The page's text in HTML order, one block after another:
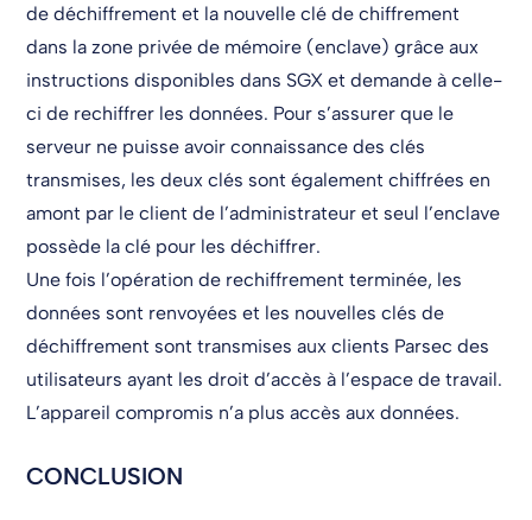
de déchiffrement et la nouvelle clé de chiffrement
dans la zone privée de mémoire (enclave) grâce aux
instructions disponibles dans SGX et demande à celle-
ci de rechiffrer les données. Pour s’assurer que le
serveur ne puisse avoir connaissance des clés
transmises, les deux clés sont également chiffrées en
amont par le client de l’administrateur et seul l’enclave
possède la clé pour les déchiffrer.
Une fois l’opération de rechiffrement terminée, les
données sont renvoyées et les nouvelles clés de
déchiffrement sont transmises aux clients Parsec des
utilisateurs ayant les droit d’accès à l’espace de travail.
L’appareil compromis n’a plus accès aux données.
CONCLUSION